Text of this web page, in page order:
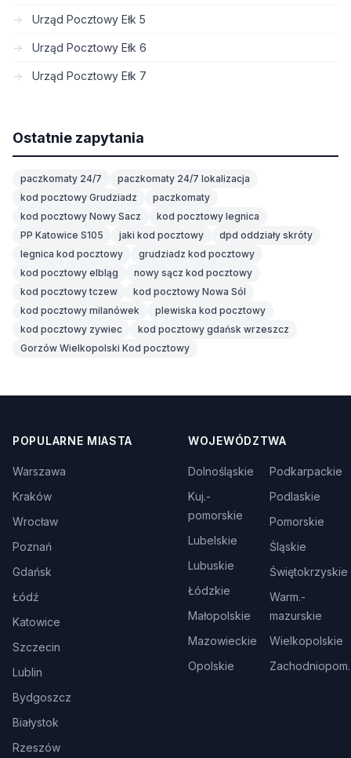
Urząd Pocztowy Ełk 5
Urząd Pocztowy Ełk 6
Urząd Pocztowy Ełk 7
Ostatnie zapytania
paczkomaty 24/7
paczkomaty 24/7 lokalizacja
kod pocztowy Grudziadz
paczkomaty
kod pocztowy Nowy Sacz
kod pocztowy legnica
PP Katowice S105
jaki kod pocztowy
dpd oddziały skróty
legnica kod pocztowy
grudziadz kod pocztowy
kod pocztowy elbląg
nowy sącz kod pocztowy
kod pocztowy tczew
kod pocztowy Nowa Sól
kod pocztowy milanówek
plewiska kod pocztowy
kod pocztowy zywiec
kod pocztowy gdańsk wrzeszcz
Gorzów Wielkopolski Kod pocztowy
POPULARNE MIASTA
Warszawa
Kraków
Wrocław
Poznań
Gdańsk
Łódź
Katowice
Szczecin
Lublin
Bydgoszcz
Białystok
Rzeszów
WOJEWÓDZTWA
Dolnośląskie
Kuj.-
pomorskie
Lubelskie
Lubuskie
Łódzkie
Małopolskie
Mazowieckie
Opolskie
Podkarpackie
Podlaskie
Pomorskie
Śląskie
Świętokrzyskie
Warm.-
mazurskie
Wielkopolskie
Zachodniopom.